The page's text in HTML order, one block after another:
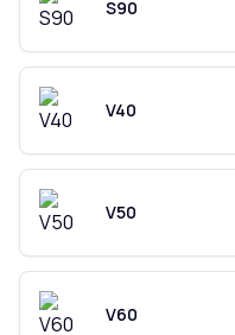
S90
V40
V50
V60